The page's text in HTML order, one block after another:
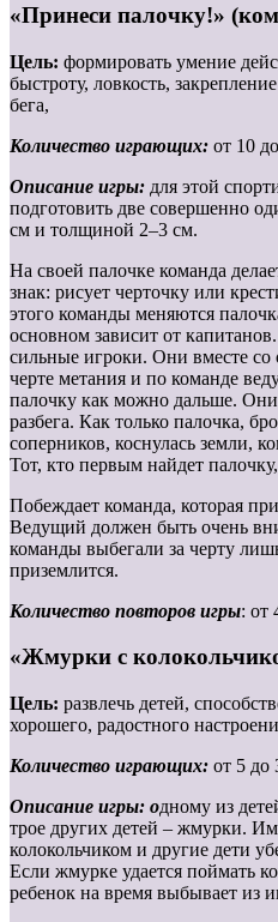
«Принеси палочку!»
Цель: формировать умение
быстроту, ловкость,
бега,
Количество играющих: от 10
Описание игры: для этой
подготовить две совершенно
см и толщиной 2–3 см.
На своей палочке команда
знак: рисует черточку или
этого команды меняются
основном зависит от
сильные игроки. Они вместе
черте метания и по команде
палочку как можно дальше. Они
разбега. Как только палочка,
соперников, коснулась земли,
Тот, кто первым найдет
Побеждает команда, которая
Ведущий должен быть очень
команды выбегали за черту
приземлится.
Количество повторов игры: от
«Жмурки с
Цель: развлечь детей,
хорошего, радостного
Количество играющих: от 5 до
Описание игры: одному из
трое других детей – жмурки. Им
колокольчиком и другие дети
Если жмурке удается поймать
ребенок на время выбывает из